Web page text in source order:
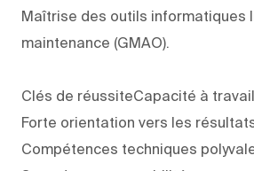
Maîtrise des outils informatiques
maintenance (GMAO).
Clés de réussiteCapacité à
Forte orientation vers les
Compétences techniques